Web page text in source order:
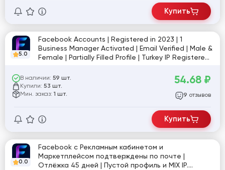
Купить
5.0
Facebook Accounts | Registered in 2023 | 1
Business Manager Activated | Email Verified | Male &
Female | Partially Filled Profile | Turkey IP Registered |
В наличии: 59 шт.
Купили: 53 шт.
Мин. заказ: 1 шт.
54.68 ₽
9 отзывов
Купить
0.0
Facebook с Рекламным кабинетом и
Маркетплейсом подтверждены по почте |
Отлёжка 45 дней | Пустой профиль и MIX IP.